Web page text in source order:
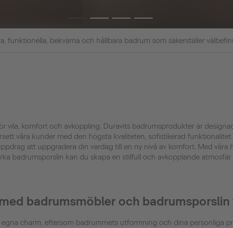
funktionella, bekväma och hållbara badrum som säkerställer
vila, komfort och avkoppling. Duravits badrumsprodukter är
våra kunder med den högsta kvaliteten, sofistikerad
att uppgradera din vardag till en ny nivå av komfort. Med våra
badrumsporslin kan du skapa en stilfull och avkopplande
badrumsmöbler och badrumsporslin
charm, eftersom badrummets utformning och dina personliga